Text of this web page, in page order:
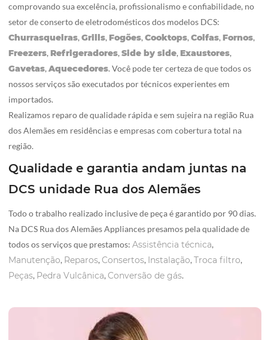
comprovando sua excelência, profissionalismo e confiabilidade, no
setor de conserto de eletrodomésticos dos modelos DCS:
Churrasqueiras, Grills, Fogões, Cooktops, Coifas, Fornos,
Freezers, Refrigeradores, Side by side, Exaustores,
Gavetas, Aquecedores. Você pode ter certeza de que todos os
nossos serviços são executados por técnicos experientes em
importados.
Realizamos reparo de qualidade rápida e sem sujeira na região Rua
dos Alemães em residências e empresas com cobertura total na
região.
Qualidade e garantia andam juntas na
DCS unidade Rua dos Alemães
Todo o trabalho realizado inclusive de peça é garantido por 90 dias.
Na DCS Rua dos Alemães Appliances presamos pela qualidade de
todos os serviços que prestamos: Assistência técnica,
Manutenção, Reparos, Consertos, Instalação, Troca filtro,
Peças, Pedra Vulcânica, Conversão de gás.